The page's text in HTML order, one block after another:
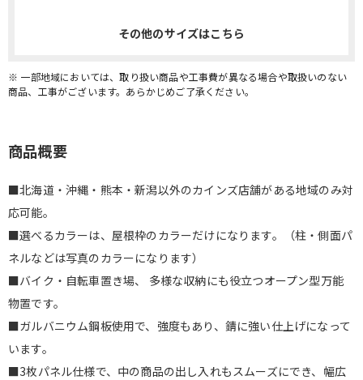
その他のサイズはこちら
※ 一部地域においては、取り扱い商品や工事費が異なる場合や取扱いのない
商品、工事がございます。あらかじめご了承ください。
商品概要
■北海道・沖縄・熊本・新潟以外のカインズ店舗がある地域のみ対
応可能。
■選べるカラーは、屋根枠のカラーだけになります。（柱・側面パ
ネルなどは写真のカラーになります）
■バイク・自転車置き場、 多様な収納にも役立つオープン型万能
物置です。
■ガルバニウム鋼板使用で、強度もあり、錆に強い仕上げになって
います。
■3枚パネル仕様で、中の商品の出し入れもスムーズにでき、幅広